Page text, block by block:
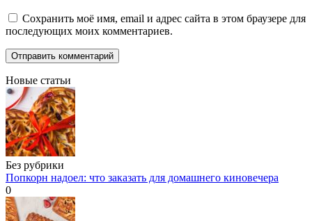
Сохранить моё имя, email и адрес сайта в этом браузере для
последующих моих комментариев.
Новые статьи
Без рубрики
Попкорн надоел: что заказать для домашнего киновечера
0